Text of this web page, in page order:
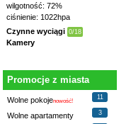
wilgotność: 72%
ciśnienie: 1022hpa
Czynne wyciągi 0/18
Kamery
Promocje z miasta
Wolne pokojenowość!
11
Wolne apartamenty 3